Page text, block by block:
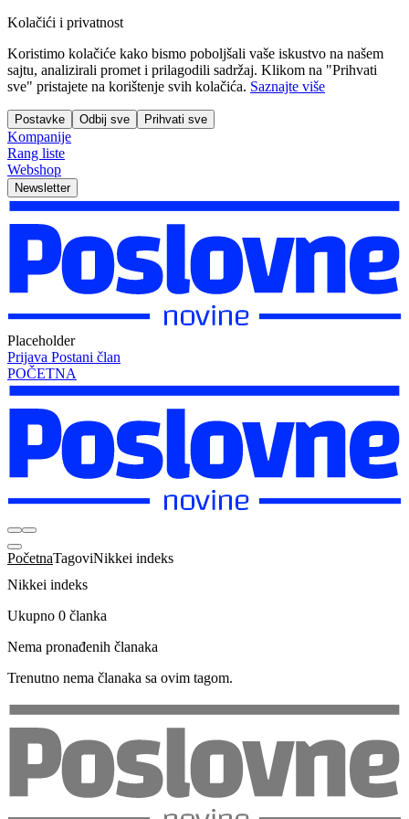
Kolačići i privatnost
Koristimo kolačiće kako bismo poboljšali vaše iskustvo na našem
sajtu, analizirali promet i prilagodili sadržaj. Klikom na "Prihvati
sve" pristajete na korištenje svih kolačića. Saznajte više
Postavke Odbij sve Prihvati sve
Kompanije
Rang liste
Webshop
Newsletter
Placeholder
Prijava Postani član
POČETNA
PočetnaTagoviNikkei indeks
Nikkei indeks
Ukupno 0 članka
Nema pronađenih članaka
Trenutno nema članaka sa ovim tagom.